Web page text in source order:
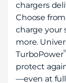
chargers
Choose from
charge your
more.
TurboPower
protect
—even at